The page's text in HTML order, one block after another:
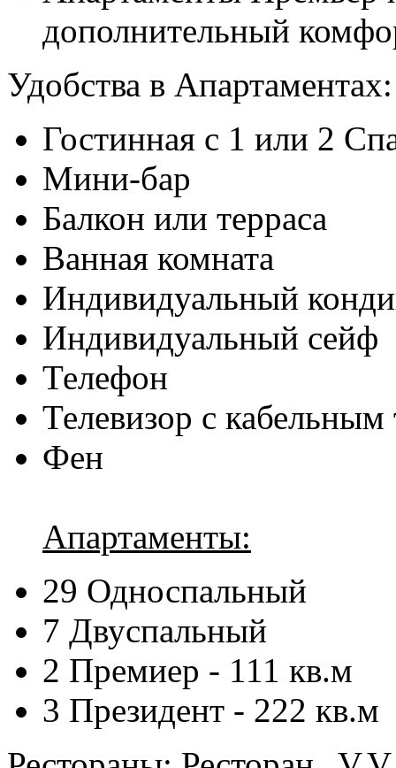
дополнительный
Удобства в Апартаментах:
Гостинная с 1 или 2
Мини-бар
Балкон или терраса
Ванная комната
Индивидуальный
Индивидуальный сейф
Телефон
Телевизор с кабельным
Фен
Апартаменты:
29 Односпальный
7 Двуспальный
2 Премиер - 111 кв.м
3 Президент - 222 кв.м